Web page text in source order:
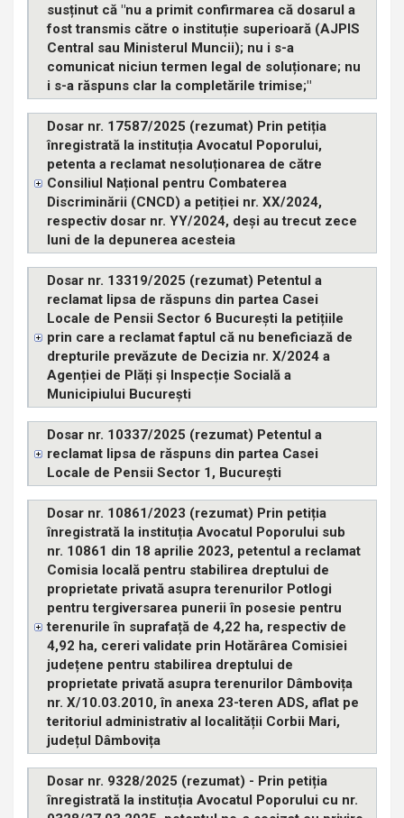
susținut că "nu a primit confirmarea că dosarul a
fost transmis către o instituție superioară (AJPIS
Central sau Ministerul Muncii); nu i s-a
comunicat niciun termen legal de soluționare; nu
i s-a răspuns clar la completările trimise;"
Dosar nr. 17587/2025 (rezumat) Prin petiția
înregistrată la instituția Avocatul Poporului,
petenta a reclamat nesoluționarea de către
Consiliul Național pentru Combaterea
Discriminării (CNCD) a petiției nr. XX/2024,
respectiv dosar nr. YY/2024, deși au trecut zece
luni de la depunerea acesteia
Dosar nr. 13319/2025 (rezumat) Petentul a
reclamat lipsa de răspuns din partea Casei
Locale de Pensii Sector 6 București la petițiile
prin care a reclamat faptul că nu beneficiază de
drepturile prevăzute de Decizia nr. X/2024 a
Agenției de Plăți și Inspecție Socială a
Municipiului București
Dosar nr. 10337/2025 (rezumat) Petentul a
reclamat lipsa de răspuns din partea Casei
Locale de Pensii Sector 1, București
Dosar nr. 10861/2023 (rezumat) Prin petiția
înregistrată la instituția Avocatul Poporului sub
nr. 10861 din 18 aprilie 2023, petentul a reclamat
Comisia locală pentru stabilirea dreptului de
proprietate privată asupra terenurilor Potlogi
pentru tergiversarea punerii în posesie pentru
terenurile în suprafață de 4,22 ha, respectiv de
4,92 ha, cereri validate prin Hotărârea Comisiei
județene pentru stabilirea dreptului de
proprietate privată asupra terenurilor Dâmbovița
nr. X/10.03.2010, în anexa 23-teren ADS, aflat pe
teritoriul administrativ al localității Corbii Mari,
județul Dâmbovița
Dosar nr. 9328/2025 (rezumat) - Prin petiția
înregistrată la instituția Avocatul Poporului cu nr.